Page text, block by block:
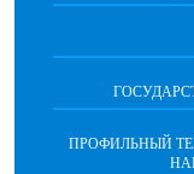
ПРОФИЛЬНЫЙ